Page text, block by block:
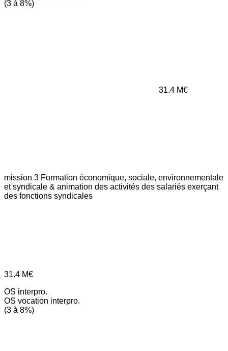
(3 à 8%)
31.4 M€
mission 3 Formation économique, sociale, environnementale
et syndicale & animation des activités des salariés exerçant
des fonctions syndicales
31.4 M€
OS interpro.
OS vocation interpro.
(3 à 8%)